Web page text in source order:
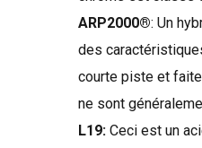
ARP2000®: Un
des
courte piste et
ne sont
L19: Ceci est un